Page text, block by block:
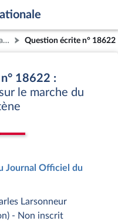
Question écrite n° 18622
18622 :
le marche du
Journal Officiel du
Larsonneur
- Non inscrit